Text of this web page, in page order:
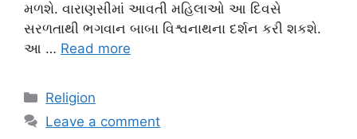
મળશે. વારાણસીમાં આવતી મહિલાઓ આ દિવસે
સરળતાથી ભગવાન બાબા વિશ્વનાથના દર્શન કરી શકશે.
આ … Read more
Categories
Religion
Leave a comment